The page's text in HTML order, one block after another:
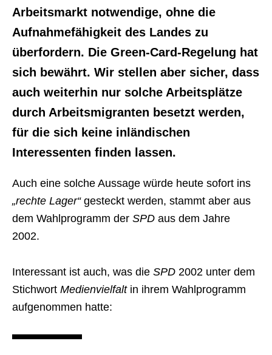
Arbeitsmarkt notwendige, ohne die
Aufnahmefähigkeit des Landes zu
überfordern. Die Green-Card-Regelung hat
sich bewährt. Wir stellen aber sicher, dass
auch weiterhin nur solche Arbeitsplätze
durch Arbeitsmigranten besetzt werden,
für die sich keine inländischen
Interessenten finden lassen.
Auch eine solche Aussage würde heute sofort ins
„rechte Lager“gesteckt werden, stammt aber aus
dem Wahlprogramm der SPD aus dem Jahre
2002.
Interessant ist auch, was die SPD 2002 unter dem
Stichwort Medienvielfaltin ihrem Wahlprogramm
aufgenommen hatte: